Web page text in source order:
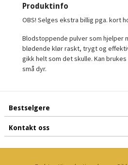
Produktinfo
OBS! Selges ekstra billig pga. kort
Blodstoppende pulver som hjelper
blødende klør raskt, trygt og
gikk helt som det skulle. Kan
små dyr.
Bestselgere
Kontakt oss